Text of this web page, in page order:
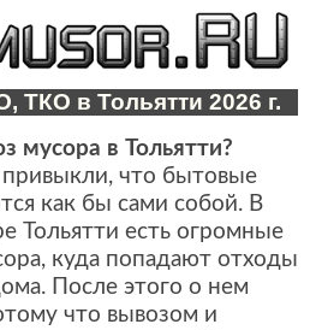
ТКО в Тольятти 2026 г.
мусора в Тольятти?
что бытовые
как бы сами собой. В
Тольятти есть огромные
куда попадают отходы
После этого о нем
что вывозом и